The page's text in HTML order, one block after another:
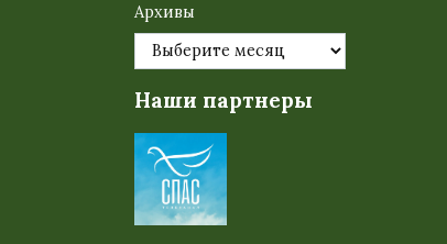
Архивы
Наши партнеры